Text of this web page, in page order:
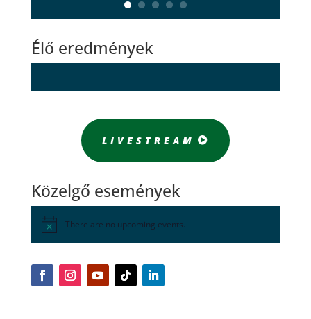
Élő eredmények
LIVESTREAM
Közelgő események
There are no upcoming events.